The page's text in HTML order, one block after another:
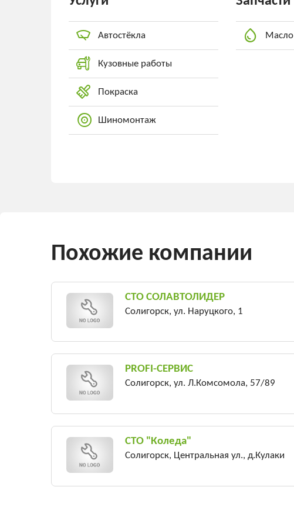
Автостёкла
Кузовные работы
Покраска
Шиномонтаж
Масло
Похожие компании
СТО СОЛАВТОЛИДЕР
Солигорск, ул. Наруцкого, 1
PROFI-СЕРВИС
Солигорск, ул. Л.Комсомола, 57/89
СТО "Коледа"
Солигорск, Центральная ул., д.Кулаки